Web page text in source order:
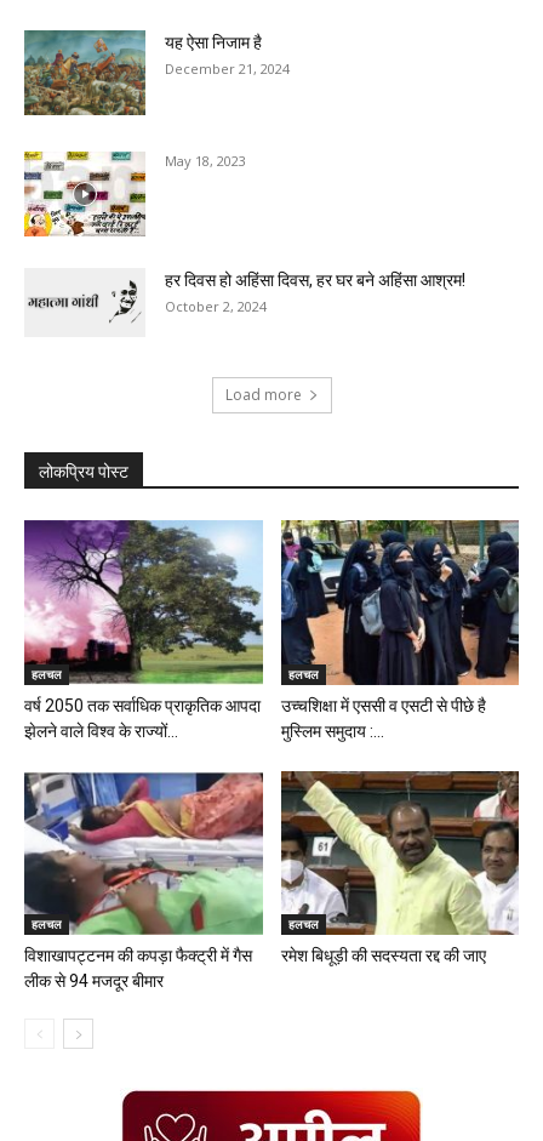
यह ऐसा निजाम है
December 21, 2024
May 18, 2023
हर दिवस हो अहिंसा दिवस, हर घर बने अहिंसा आश्रम!
October 2, 2024
Load more
लोकप्रिय पोस्ट
हलचल
वर्ष 2050 तक सर्वाधिक प्राकृतिक आपदा
झेलने वाले विश्व के राज्यों...
हलचल
उच्चशिक्षा में एससी व एसटी से पीछे है
मुस्लिम समुदाय :...
हलचल
विशाखापट्टनम की कपड़ा फैक्ट्री में गैस
लीक से 94 मजदूर बीमार
हलचल
रमेश बिधूड़ी की सदस्यता रद्द की जाए